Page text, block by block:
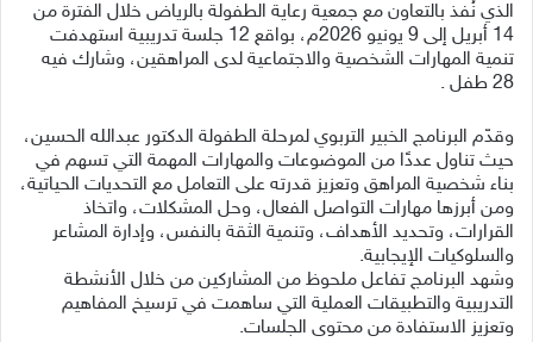
الذي نُفذ بالتعاون مع جمعية رعاية الطفولة بالرياض خلال الفترة من
14 أبريل إلى 9 يونيو 2026م، بواقع 12 جلسة تدريبية استهدفت
تنمية المهارات الشخصية والاجتماعية لدى المراهقين، وشارك فيه
28 طفل .
وقدّم البرنامج الخبير التربوي لمرحلة الطفولة الدكتور عبدالله الحسين،
حيث تناول عددًا من الموضوعات والمهارات المهمة التي تسهم في
بناء شخصية المراهق وتعزيز قدرته على التعامل مع التحديات الحياتية،
ومن أبرزها مهارات التواصل الفعال، وحل المشكلات، واتخاذ
القرارات، وتحديد الأهداف، وتنمية الثقة بالنفس، وإدارة المشاعر
والسلوكيات الإيجابية.
وشهد البرنامج تفاعل ملحوظ من المشاركين من خلال الأنشطة
التدريبية والتطبيقات العملية التي ساهمت في ترسيخ المفاهيم
وتعزيز الاستفادة من محتوى الجلسات.